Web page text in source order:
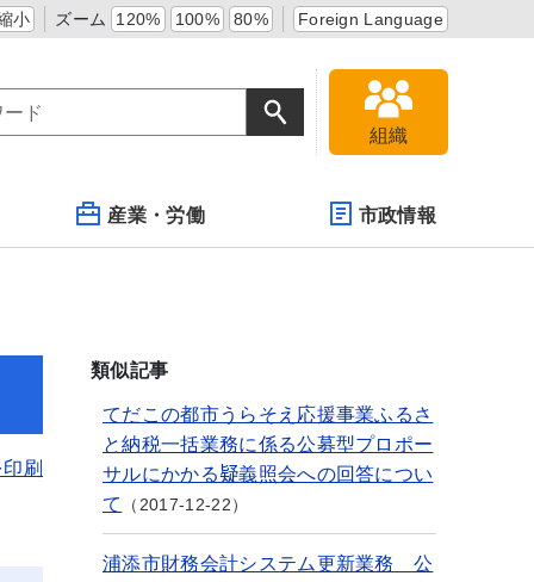
小 ズーム 120% 100% 80% Foreign Language
組織
産業・労働 市政情報
刷
類似記事
てだこの都市うらそえ応援事業ふるさ
と納税一括業務に係る公募型プロポー
サルにかかる疑義照会への回答につい
て
2017-12-22
浦添市財務会計システム更新業務 公